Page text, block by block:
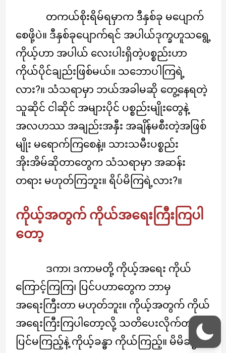
တကယ်စိုးရိမ်ရမှာက ဒီနှစ်ခု မပျောက်
စေဖို့ပဲ။ ဒီနှစ်ခုပျောက်ရင် အပါယ်ဒုက္ခဟူသရွေ့
ကိုယ့်ဟာ အပါယ် လေးပါးရှိတဲ့ပစ္စည်းဟာ
ကိုယ်ပိုင်ချည်းဖြစ်မယ်။ သဘောပါကြရဲ့
လား?။ သံသရာမှာ ဘယ်အခါမဆို တွေ့နေရတဲ့
သူဆိုင် ငါဆိုင် အများပိုင် ပစ္စည်းမျိုးတွေနဲ့
အလဟဿ အချည်းအနှီး အချိန်မစီးတဲ့အဖြစ်
မျိုး မရောက်ကြစေနဲ့။ သားသမီးပစ္စည်း
အိုးအိမ်ဆိုတာတွေက သံသရာမှာ အဆန်း
တရား မဟုတ်ကြဘူး။ ရိပ်မိကြရဲ့လား?။
ကိုယ့်အတွက် ကိုယ်အရေးကြီးကြပါ
တော့
ဒကာ၊ ဒကာမတို့ ကိုယ့်အရေး ကိုယ်
ကြောင့်ကြကြ၊ ပြင်ပဟာတွေက ဘာမှ
အရေးကြီးတာ မဟုတ်ဘူး။ ကိုယ့်အတွက် ကိုယ်
အရေးကြီးကြပါတော့လို့ သတိပေးလိုက်တယ်။
ပြင်မကြည့်နဲ့ ကိုယ့်ခန္ဓာ ကိုယ်ကြည့်။ မိမိခန္ဓာ